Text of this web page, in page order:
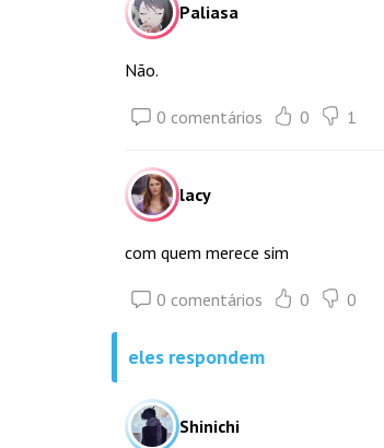
Paliasa
Não.
0 comentários 0 1
lacy
com quem merece sim
0 comentários 0 0
eles respondem
Shinichi